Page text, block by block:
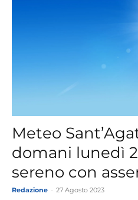
Meteo
domani lunedì
sereno con
Redazione 27 Agosto 2023